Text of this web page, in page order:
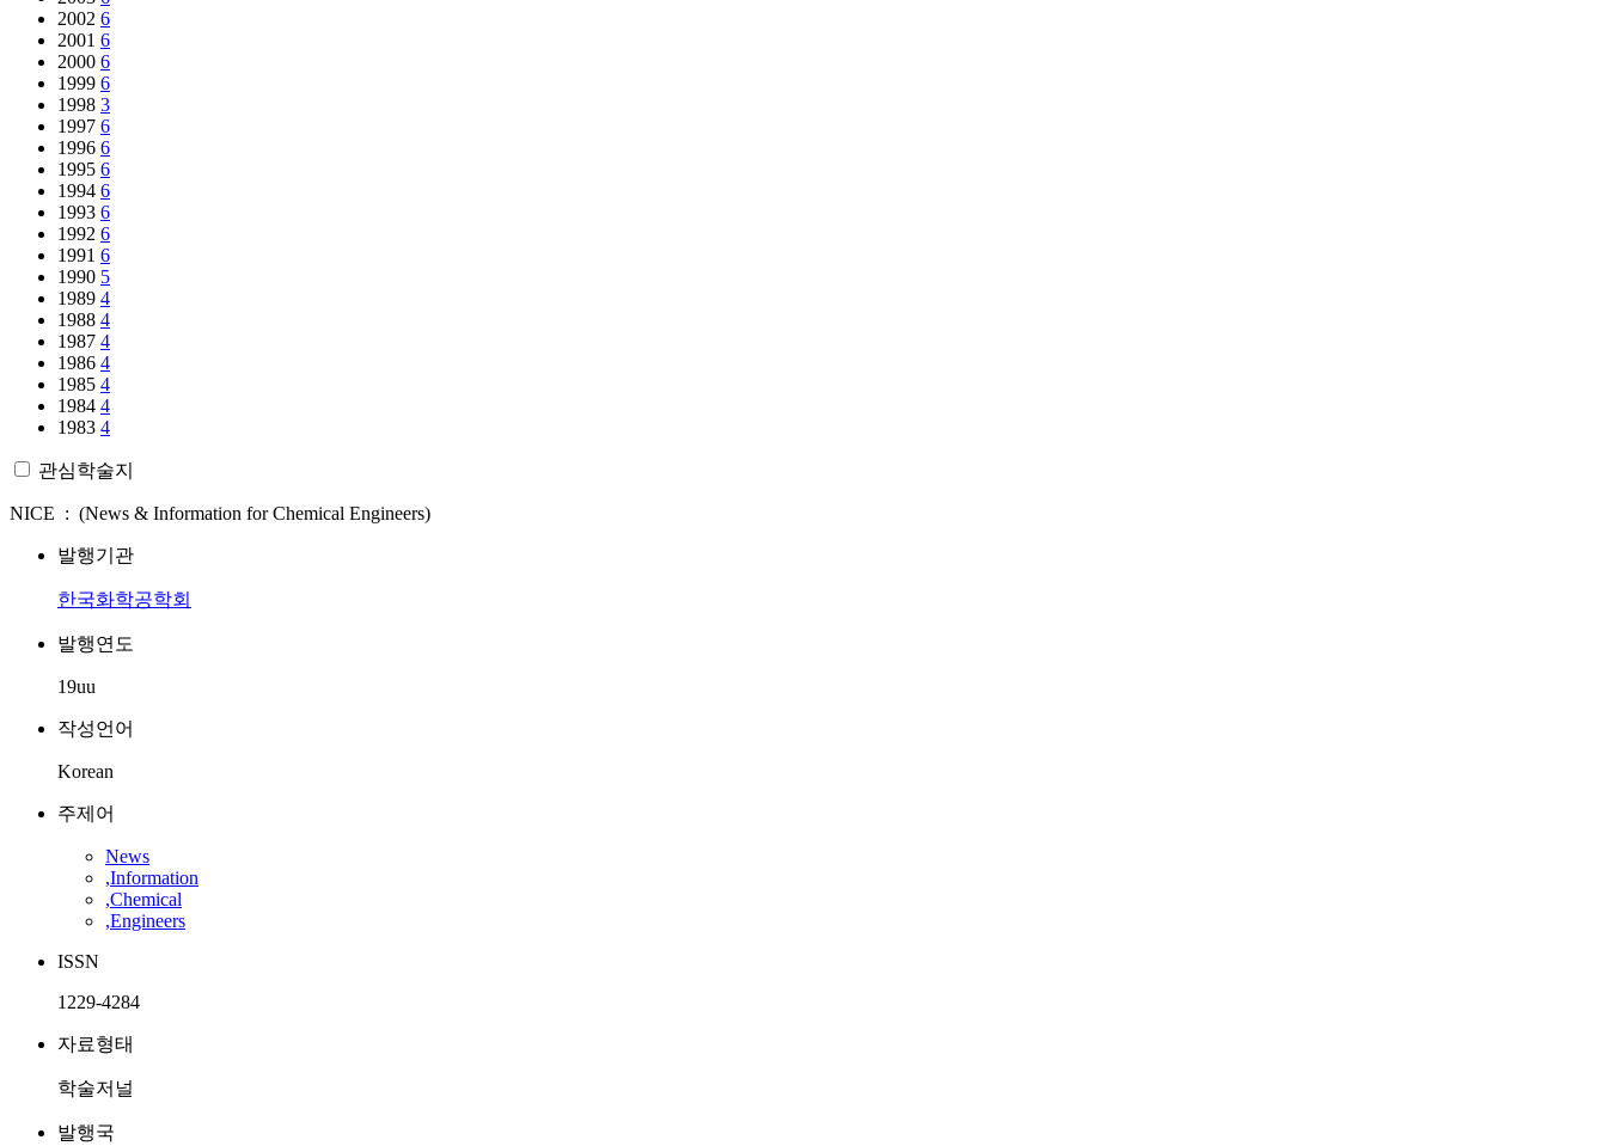
2002 6
2001 6
2000 6
1999 6
1998 3
1997 6
1996 6
1995 6
1994 6
1993 6
1992 6
1991 6
1990 5
1989 4
1988 4
1987 4
1986 4
1985 4
1984 4
1983 4
관심학술지
NICE : (News & Information for Chemical Engineers)
발행기관
한국화학공학회
발행연도
19uu
작성언어
Korean
주제어
News
,Information
,Chemical
,Engineers
ISSN
1229-4284
자료형태
학술저널
발행국